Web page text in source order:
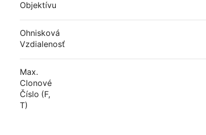
Objektívu
Ohnisková
Vzdialenosť
Max.
Clonové
Číslo (f,
T)